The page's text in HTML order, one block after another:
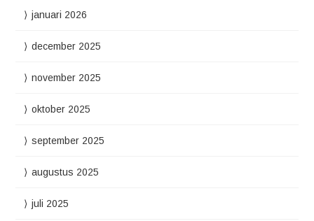
januari 2026
december 2025
november 2025
oktober 2025
september 2025
augustus 2025
juli 2025